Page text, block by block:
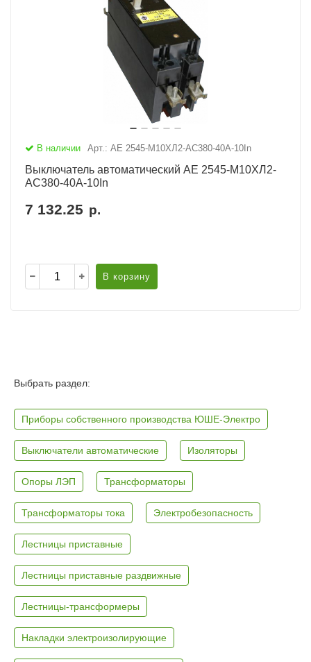
В наличии Арт.: АЕ 2545-М10ХЛ2-AC380-40А-10In
Выключатель автоматический АЕ 2545-М10ХЛ2-
AC380-40А-10In
7 132.25 р.
В корзину
Выбрать раздел:
Приборы собственного производства ЮШЕ-Электро
Выключатели автоматические Изоляторы
Опоры ЛЭП Трансформаторы
Трансформаторы тока Электробезопасность
Лестницы приставные
Лестницы приставные раздвижные
Лестницы-трансформеры
Накладки электроизолирующие